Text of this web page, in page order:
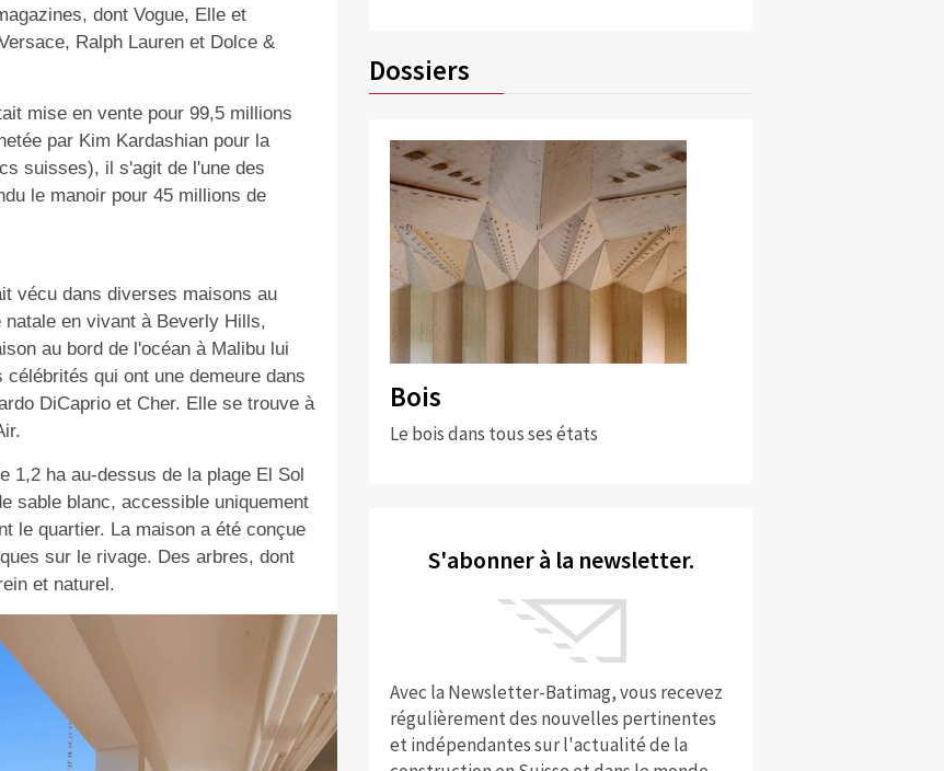
dont Vogue, Elle et
Ralph Lauren et Dolce &
mise en vente pour 99,5 millions
par Kim Kardashian pour la
suisses), il s'agit de l'une des
le manoir pour 45 millions de
vécu dans diverses maisons au
en vivant à Beverly Hills,
au bord de l'océan à Malibu lui
qui ont une demeure dans
DiCaprio et Cher. Elle se trouve à
1,2 ha au-dessus de la plage El Sol
sable blanc, accessible uniquement
le quartier. La maison a été conçue
sur le rivage. Des arbres, dont
et naturel.
Dossiers
Bois
Le bois dans tous ses états
S'abonner à la newsletter.
Avec la Newsletter-Batimag, vous recevez
régulièrement des nouvelles pertinentes
et indépendantes sur l'actualité de la